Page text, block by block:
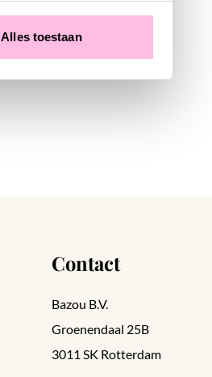
Alles toestaan
Contact
Bazou B.V.
Groenendaal 25B
3011 SK Rotterdam